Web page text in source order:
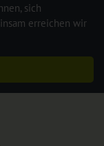
sich
erreichen wir